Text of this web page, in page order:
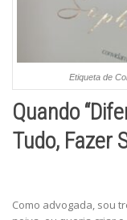
Etiqueta de
Quando
Tudo, Fazer
Como advogada, sou